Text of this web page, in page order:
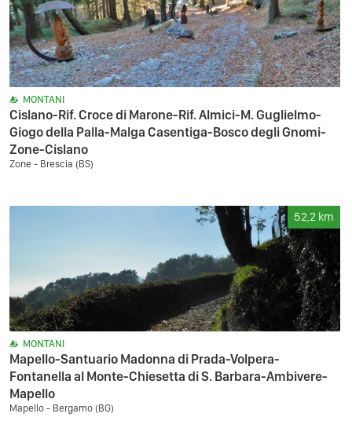
MONTANI
Cislano-Rif. Croce di Marone-Rif. Almici-M. Guglielmo-
Giogo della Palla-Malga Casentiga-Bosco degli Gnomi-
Zone-Cislano
Zone - Brescia (BS)
52,2 km
MONTANI
Mapello-Santuario Madonna di Prada-Volpera-
Fontanella al Monte-Chiesetta di S. Barbara-Ambivere-
Mapello
Mapello - Bergamo (BG)